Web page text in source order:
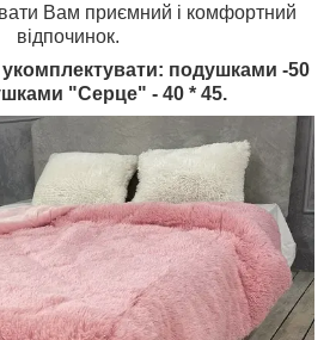
Вам приємний і комфортний
відпочинок.
подушками -50
"Серце" - 40 * 45.